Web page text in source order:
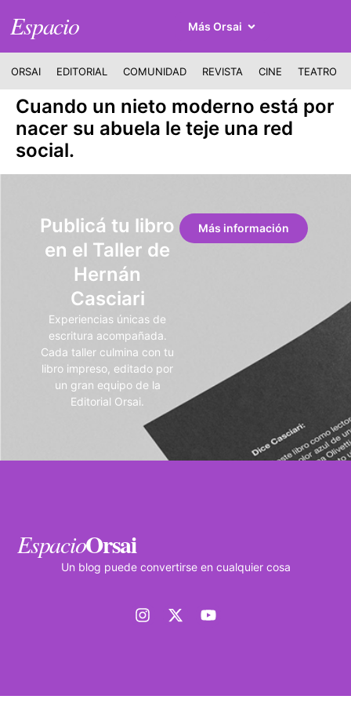
Espacio Más Orsai
ORSAI EDITORIAL COMUNIDAD REVISTA CINE TEATRO
Cuando un nieto moderno está por
nacer su abuela le teje una red
social.
Publicá tu libro
en el Taller de
Hernán
Casciari
Experiencias únicas de
escritura acompañada.
Cada taller culmina con tu
libro impreso, editado por
un gran equipo de la
Editorial Orsai.
Más información
EspacioOrsai
Un blog puede convertirse en cualquier cosa